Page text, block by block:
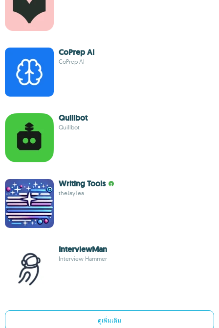
CoPrep AI
CoPrep AI
Quillbot
Quillbot
Writing Tools
theJayTea
InterviewMan
Interview Hammer
ดูเพิ่มเติม